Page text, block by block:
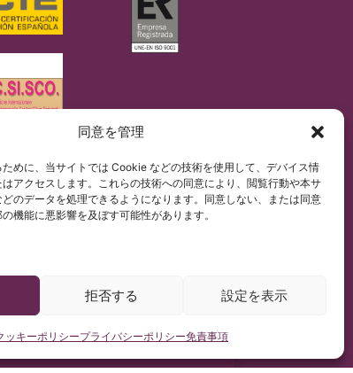
同意を管理
めに、当サイトでは Cookie などの技術を使用して、デバイス情
アクセスします。これらの技術への同意により、閲覧行動や本サ
のデータを処理できるようになります。同意しない、または同意
機能に悪影響を及ぼす可能性があります。
拒否する 設定を表示
ッキーポリシープライバシーポリシー免責事項
って行っています。
テンツを非公式に和訳したものです。